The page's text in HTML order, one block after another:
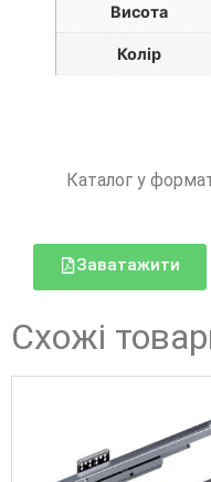
Висота
Колір
Каталог у
Заватажити
Схожі